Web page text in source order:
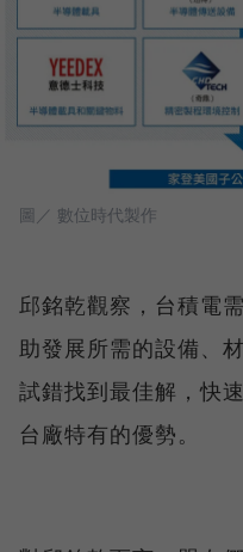
圖／ 數位時代製作
邱銘乾觀察，台積電
助發展所需的設備、
試錯找到最佳解，快
台廠特有的優勢。